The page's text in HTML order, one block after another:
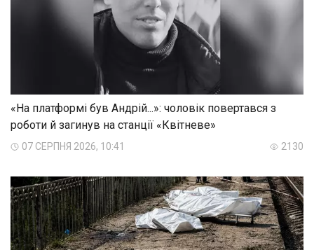
«На платформі був Андрій...»: чоловік повертався з
роботи й загинув на станції «Квітневе»
07 СЕРПНЯ 2026, 10:41 2130